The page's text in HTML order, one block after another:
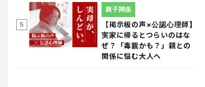
5
【掲示板の声×公認心理師】
実家に帰るとつらいのはな
ぜ？「毒親かも？」親との
関係に悩む大人へ
親子関係